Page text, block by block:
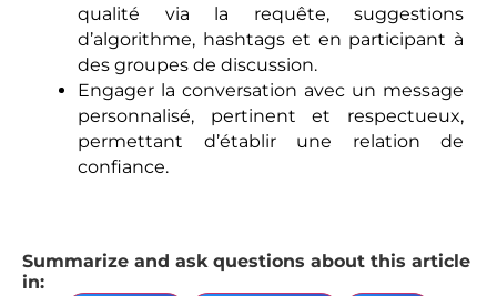
qualité via la requête, suggestions
d’algorithme, hashtags et en participant à
des groupes de discussion.
Engager la conversation avec un message
personnalisé, pertinent et respectueux,
permettant d’établir une relation de
confiance.
Summarize and ask questions about this article
in: